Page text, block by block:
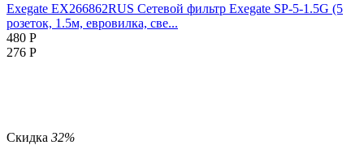
Exegate EX266862RUS Сетевой фильтр Exegate SP-5-1.5G (5
розеток, 1.5м, евровилка, све...
480 Р
276 Р
Скидка 32%